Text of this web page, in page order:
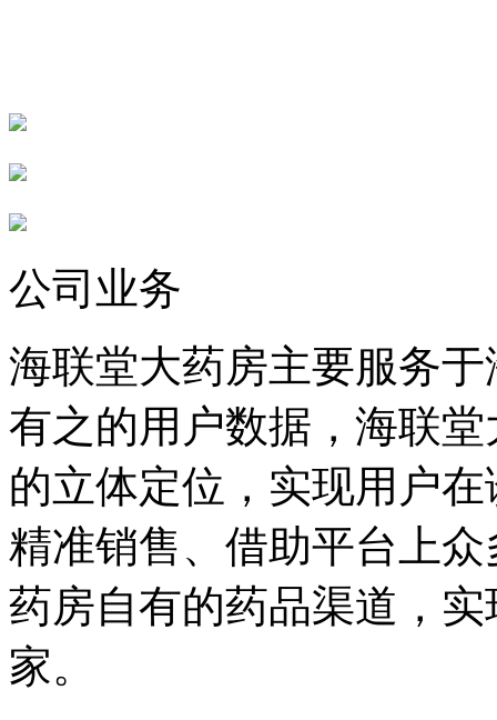
公司业务
海联堂大药房主要服务
有之的用户数据，海联
的立体定位，实现用户
精准销售、借助平台上
药房自有的药品渠道，
家。